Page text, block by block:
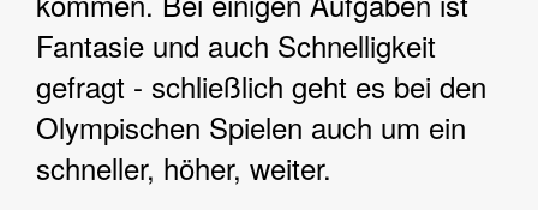
Fantasie und auch Schnelligkeit
gefragt - schließlich geht es bei den
Olympischen Spielen auch um ein
schneller, höher, weiter.